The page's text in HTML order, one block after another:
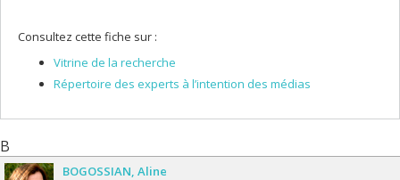
Consultez cette fiche sur :
Vitrine de la recherche
Répertoire des experts à l’intention des médias
B
BOGOSSIAN Aline